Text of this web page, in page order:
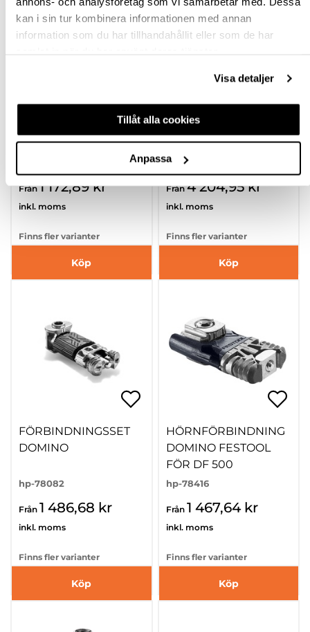
kan i sin tur kombinera informationen med annan
information som du har tillhandahållit eller som de har
Visa detaljer
Tillåt alla cookies
Anpassa
DOMINO FESTOOL
RAK FÖRBINDNING
Från 1 172,89 kr
inkl. moms
Finns fler varianter
Köp
AG SET DOMINO
FESTOOL
hp-72183
Från 4 204,95 kr
inkl. moms
Finns fler varianter
Köp
FÖRBINDNINGSSET
DOMINO
hp-78082
Från 1 486,68 kr
inkl. moms
Finns fler varianter
Köp
HÖRNFÖRBINDNING
DOMINO FESTOOL
FÖR DF 500
hp-78416
Från 1 467,64 kr
inkl. moms
Finns fler varianter
Köp